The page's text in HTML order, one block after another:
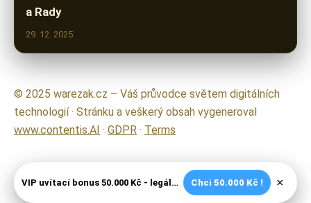
a Rady
29. 12. 2025
© 2025 warezak.cz – Váš průvodce světem digitálních
technologií · Stránku a veškerý obsah vygeneroval
www.contentis.AI · GDPR · Terms
VIP uvítací bonus 50.000 Kč - legální české kasíno Chci 50.000 Kč ! ×